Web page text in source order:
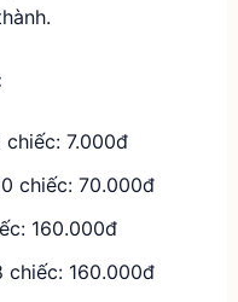
chiếc: 7.000đ
chiếc: 70.000đ
160.000đ
chiếc: 160.000đ